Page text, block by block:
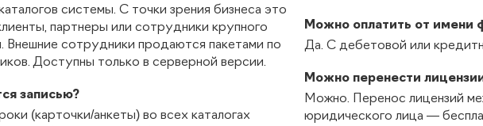
системы. С точки зрения бизнеса это
партнеры или сотрудники крупного
Внешние сотрудники продаются пакетами по
Доступны только в серверной версии.
записью?
(карточки/анкеты) во всех каталогах
Можно оплатить от имени
Да. С дебетовой или
Можно перенести
Можно. Перенос лицензий
юридического лица —